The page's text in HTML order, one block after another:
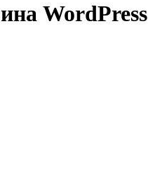
WordPress